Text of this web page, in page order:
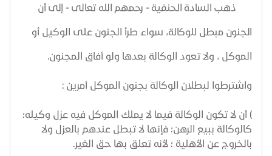
ذهب السادة الحنفية - رحمهم الله تعالى - إلى أن
الجنون مبطل للوكالة، سواء طرأ الجنون على الوكيل أو
الموكل ، ولا تعود الوكالة بعدها ولو أفاق المجنون.
واشترطوا لبطلان الوكالة بجنون الموكل أمرين :
) أن لا تكون الوكالة فيما لا يملك الموكل فيه عزل وكيله؛
كالوكالة ببيع الرهن؛ فإنها لا تبطل عندهم بالعزل ولا
بالخروج عن الأهلية ؛ لأنه تعلق بها حق الغير.